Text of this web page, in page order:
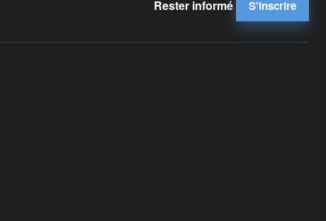
Rester informé S'inscrire